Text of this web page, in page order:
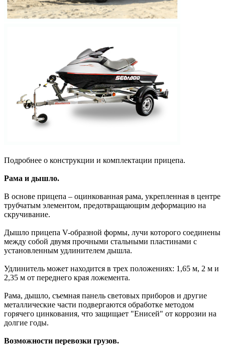
Подробнее о конструкции и комплектации прицепа.
Рама и дышло.
В основе прицепа – оцинкованная рама, укрепленная в центре
трубчатым элементом, предотвращающим деформацию на
скручивание.
Дышло прицепа V-образной формы, лучи которого соединены
между собой двумя прочными стальными пластинами с
установленным удлинителем дышла.
Удлинитель может находится в трех положениях: 1,65 м, 2 м и
2,35 м от переднего края ложемента.
Рама, дышло, съемная панель световых приборов и другие
металлические части подвергаются обработке методом
горячего цинкования, что защищает "Енисей" от коррозии на
долгие годы.
Возможности перевозки грузов.